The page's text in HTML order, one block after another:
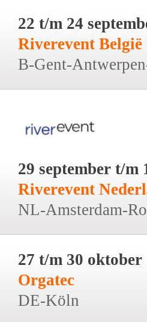
22 t/m 24
Riverevent België
B-Gent-
29 september t/m
Riverevent
NL-Amsterdam-
27 t/m 30 oktober
Orgatec
DE-Köln